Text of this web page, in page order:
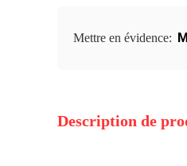
Mettre en évidence:
Description de